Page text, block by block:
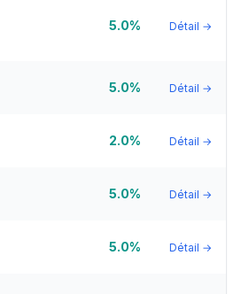
5.0% Détail →
5.0% Détail →
2.0% Détail →
5.0% Détail →
5.0% Détail →